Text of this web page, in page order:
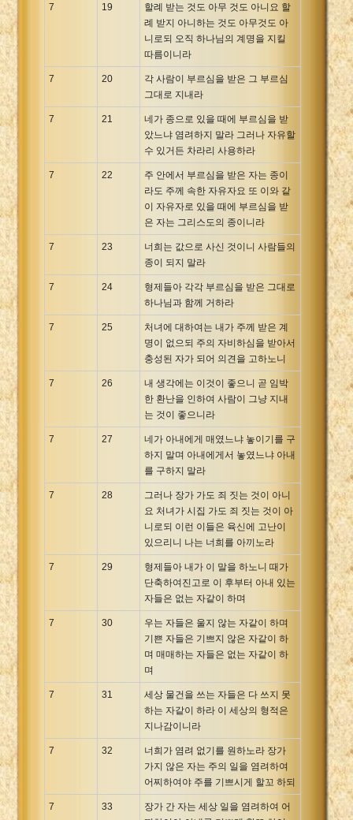
7 19
할례 받는 것도 아무 것도 아니요 할
례 받지 아니하는 것도 아무것도 아
니로되 오직 하나님의 계명을 지킬
따름이니라
7 20
각 사람이 부르심을 받은 그 부르심
그대로 지내라
7 21
네가 종으로 있을 때에 부르심을 받
았느냐 염려하지 말라 그러나 자유할
수 있거든 차라리 사용하라
7 22
주 안에서 부르심을 받은 자는 종이
라도 주께 속한 자유자요 또 이와 같
이 자유자로 있을 때에 부르심을 받
은 자는 그리스도의 종이니라
7 23
너희는 값으로 사신 것이니 사람들의
종이 되지 말라
7 24
형제들아 각각 부르심을 받은 그대로
하나님과 함께 거하라
7 25
처녀에 대하여는 내가 주께 받은 계
명이 없으되 주의 자비하심을 받아서
충성된 자가 되어 의견을 고하노니
7 26
내 생각에는 이것이 좋으니 곧 임박
한 환난을 인하여 사람이 그냥 지내
는 것이 좋으니라
7 27
네가 아내에게 매였느냐 놓이기를 구
하지 말며 아내에게서 놓였느냐 아내
를 구하지 말라
7 28
그러나 장가 가도 죄 짓는 것이 아니
요 처녀가 시집 가도 죄 짓는 것이 아
니로되 이런 이들은 육신에 고난이
있으리니 나는 너희를 아끼노라
7 29
형제들아 내가 이 말을 하노니 때가
단축하여진고로 이 후부터 아내 있는
자들은 없는 자같이 하며
7 30
우는 자들은 울지 않는 자같이 하며
기쁜 자들은 기쁘지 않은 자같이 하
며 매매하는 자들은 없는 자같이 하
며
7 31
세상 물건을 쓰는 자들은 다 쓰지 못
하는 자같이 하라 이 세상의 형적은
지나감이니라
7 32
너희가 염려 없기를 원하노라 장가
가지 않은 자는 주의 일을 염려하여
어찌하여야 주를 기쁘시게 할꼬 하되
7 33
장가 간 자는 세상 일을 염려하여 어